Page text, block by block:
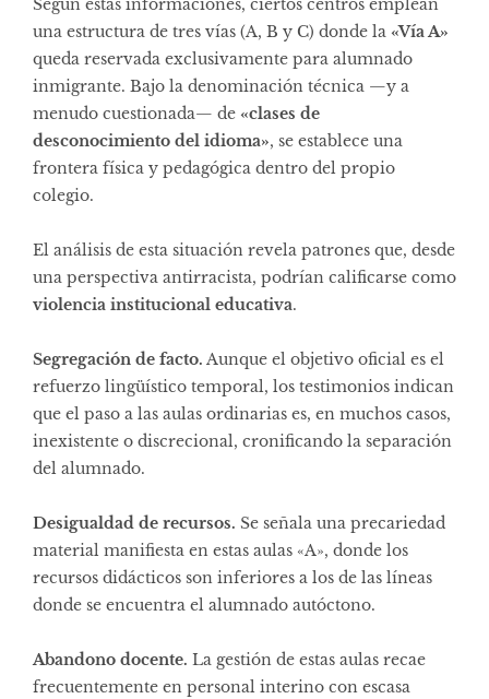
una estructura de tres vías (A, B y C) donde la «Vía A»
queda reservada exclusivamente para alumnado
inmigrante. Bajo la denominación técnica —y a
menudo cuestionada— de «clases de
desconocimiento del idioma», se establece una
frontera física y pedagógica dentro del propio
colegio.
El análisis de esta situación revela patrones que, desde
una perspectiva antirracista, podrían calificarse como
violencia institucional educativa.
Segregación de facto. Aunque el objetivo oficial es el
refuerzo lingüístico temporal, los testimonios indican
que el paso a las aulas ordinarias es, en muchos casos,
inexistente o discrecional, cronificando la separación
del alumnado.
Desigualdad de recursos. Se señala una precariedad
material manifiesta en estas aulas «A», donde los
recursos didácticos son inferiores a los de las líneas
donde se encuentra el alumnado autóctono.
Abandono docente. La gestión de estas aulas recae
frecuentemente en personal interino con escasa